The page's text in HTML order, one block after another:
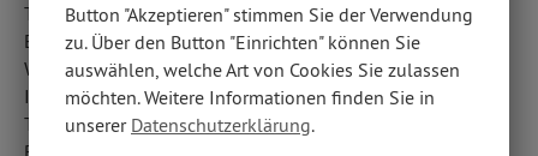
Traktionskontrolle
Elektronisches Bremssystem EBS
Wegfahrsperre
ISOFIX Kindersitzbefestigung
Totwinkel-Assistent
Berganfahrassistent
Button "Akzeptieren" stimmen Sie der Verwendung
zu. Über den Button "Einrichten" können Sie
auswählen, welche Art von Cookies Sie zulassen
möchten. Weitere Informationen finden Sie in
unserer Datenschutzerklärung.